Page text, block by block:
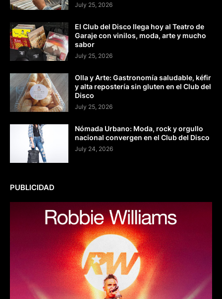
July 25, 2026
El Club del Disco llega hoy al Teatro de
Garaje con vinilos, moda, arte y mucho
sabor
July 25, 2026
Olla y Arte: Gastronomía saludable, kéfir
y alta repostería sin gluten en el Club del
Disco
July 25, 2026
Nómada Urbano: Moda, rock y orgullo
nacional convergen en el Club del Disco
July 24, 2026
PUBLICIDAD